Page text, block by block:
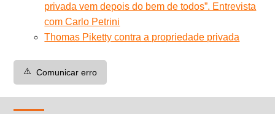
privada vem depois do bem de todos”. Entrevista
com Carlo Petrini
Thomas Piketty contra a propriedade privada
⚠️ Comunicar erro